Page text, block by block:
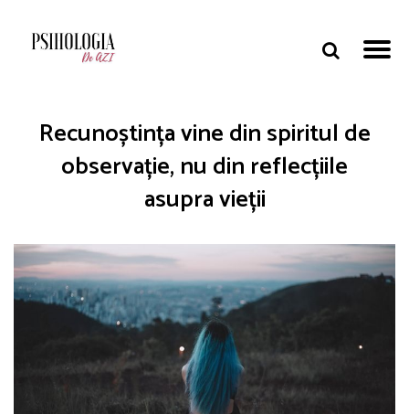
Recunoștința vine din spiritul de
observație, nu din reflecțiile
asupra vieții